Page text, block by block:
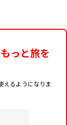
っと旅を
えるようになりま